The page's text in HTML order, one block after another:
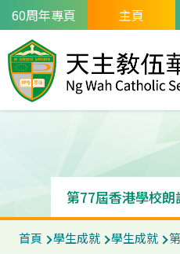
移至主內容
60周年專頁 主頁
第77屆香港學校朗
導
首頁 學生成就 學生成就